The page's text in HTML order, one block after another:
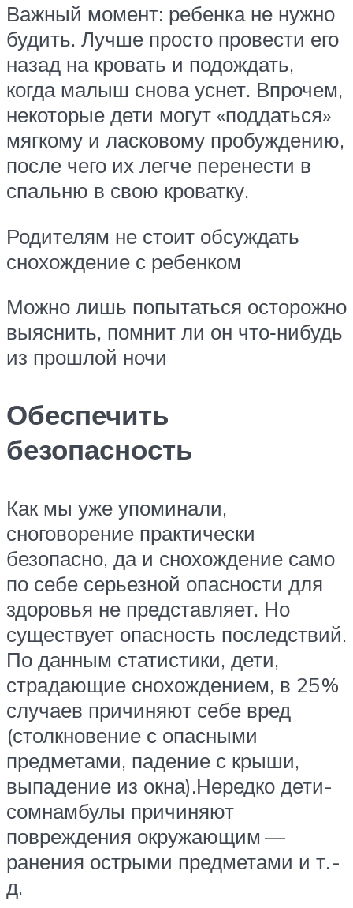
Важный момент: ребенка не нужно
будить. Лучше просто провести его
назад на кровать и подождать,
когда малыш снова уснет. Впрочем,
некоторые дети могут «поддаться»
мягкому и ласковому пробуждению,
после чего их легче перенести в
спальню в свою кроватку.
Родителям не стоит обсуждать
снохождение с ребенком
Можно лишь попытаться осторожно
выяснить, помнит ли он что‑нибудь
из прошлой ночи
Обеспечить
безопасность
Как мы уже упоминали,
сноговорение практически
безопасно, да и снохождение само
по себе серьезной опасности для
здоровья не представляет. Но
существует опасность последствий.
По данным статистики, дети,
страдающие снохождением, в 25 %
случаев причиняют себе вред
(столкновение с опасными
предметами, падение с крыши,
выпадение из ­окна).Нередко дети-
сомнамбулы причиняют
повреждения окружающим —
ранения острыми предметами и т. ­
д.